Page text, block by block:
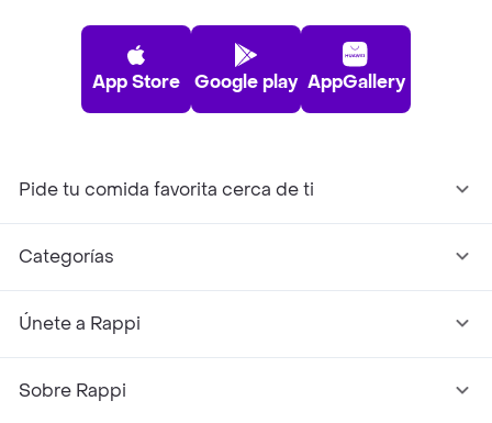
App Store Google play AppGallery
Pide tu comida favorita cerca de ti
Categorías
Únete a Rappi
Sobre Rappi